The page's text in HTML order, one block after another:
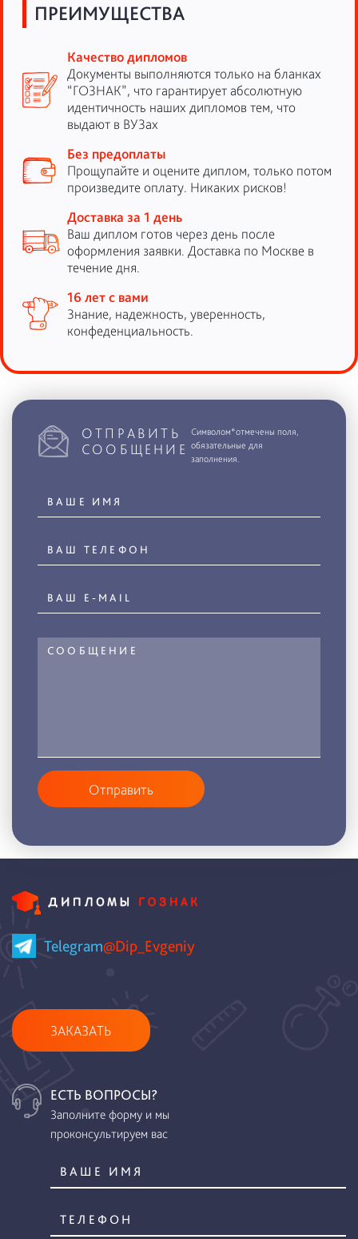
ПРЕИМУЩЕСТВА
Качество дипломов
Документы выполняются только на бланках
“ГОЗНАК”, что гарантирует абсолютную
идентичность наших дипломов тем, что
выдают в ВУЗах
Без предоплаты
Прощупайте и оцените диплом, только потом
произведите оплату. Никаких рисков!
Доставка за 1 день
Ваш диплом готов через день после
оформления заявки. Доставка по Москве в
течение дня.
16 лет с вами
Знание, надежность, уверенность,
конфеденциальность.
ОТПРАВИТЬ
СООБЩЕНИЕ
Символом*отмечены поля,
обязательные для
заполнения.
Отправить
Telegram@Dip_Evgeniy
ЗАКАЗАТЬ
ЕСТЬ ВОПРОСЫ?
Заполните форму и мы
проконсультируем вас